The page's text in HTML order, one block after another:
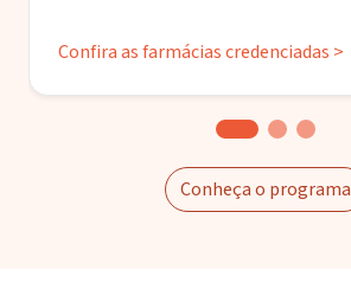
Confira as farmácias credenciadas >
Conheça o programa